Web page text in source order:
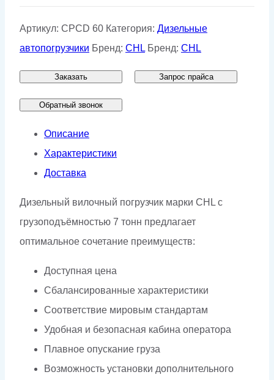
Артикул: CPCD 60 Категория: Дизельные
автопогрузчики Бренд: CHL Бренд: CHL
Заказать Запрос прайса
Обратный звонок
Описание
Характеристики
Доставка
Дизельный вилочный погрузчик марки CHL с
грузоподъёмностью 7 тонн предлагает
оптимальное сочетание преимуществ:
Доступная цена
Сбалансированные характеристики
Соответствие мировым стандартам
Удобная и безопасная кабина оператора
Плавное опускание груза
Возможность установки дополнительного